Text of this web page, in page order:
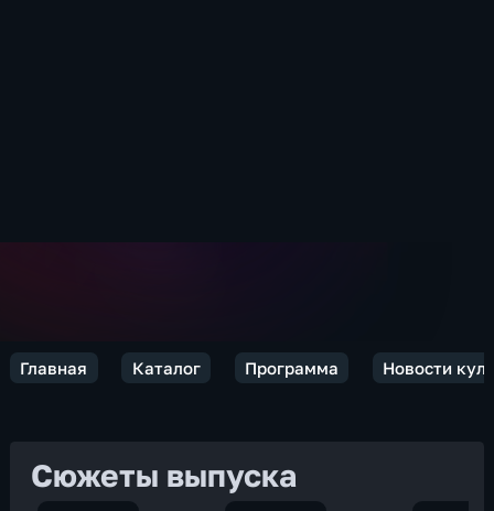
Главная Каталог Программа Новости
Сюжеты выпуска